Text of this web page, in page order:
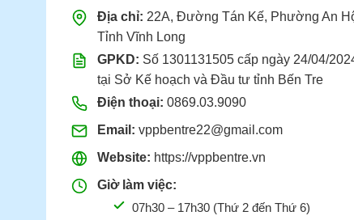
Địa chỉ: 22A, Đường Tán Kế, Phường An
Tỉnh Vĩnh Long
GPKD: Số 1301131505 cấp ngày 24/04/
tại Sở Kế hoạch và Đầu tư tỉnh Bến Tre
Điện thoại: 0869.03.9090
Email: vppbentre22@gmail.com
Website: https://vppbentre.vn
Giờ làm việc:
07h30 – 17h30 (Thứ 2 đến Thứ 6)